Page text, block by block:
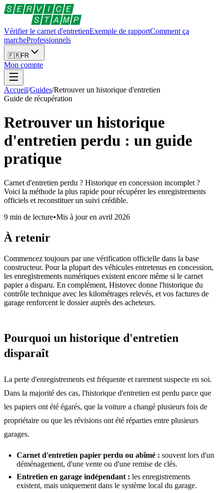
Vérifier le carnet d'entretienExemple de rapportComment ça
marcheProfessionnels
🇫🇷FR
Mon compte
Accueil/Guides/Retrouver un historique d'entretien
Guide de récupération
Retrouver un historique
d'entretien perdu : un guide
pratique
Carnet d'entretien perdu ? Historique en concession incomplet ?
Voici la méthode la plus rapide pour récupérer les enregistrements
officiels et reconstituer un suivi crédible.
9 min de lecture•Mis à jour en avril 2026
À retenir
Commencez toujours par une vérification officielle dans la base
constructeur. Pour la plupart des véhicules entretenus en concession,
les enregistrements numériques existent encore même si le carnet
papier a disparu. En complément, Histovec donne l'historique du
contrôle technique avec les kilométrages relevés, et vos factures de
garage renforcent le dossier auprès des acheteurs.
Pourquoi un historique d'entretien
disparaît
La perte d'enregistrements est fréquente et rarement suspecte en soi.
Dans la majorité des cas, l'historique d'entretien est perdu parce que
les papiers ont été égarés, que la voiture a changé plusieurs fois de
propriétaire ou que les révisions ont été réparties entre plusieurs
garages.
Carnet d'entretien papier perdu ou abîmé : souvent lors d'un
déménagement, d'une vente ou d'une remise de clés.
Entretien en garage indépendant : les enregistrements
existent, mais uniquement dans le système local du garage.